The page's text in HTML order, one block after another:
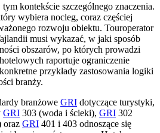
kontekście szczególnego znaczenia.
wybiera nocleg, coraz częściej
rozwoju obiektu. Touroperator
musi wykazać, w jaki sposób
obszarów, po których prowadzi
raportuje ograniczenie
przykłady zastosowania logiki
branży.
branżowe GRI dotyczące turystyki,
GRI 303 (woda i ścieki), GRI 302
oraz GRI 401 i 403 odnoszące się